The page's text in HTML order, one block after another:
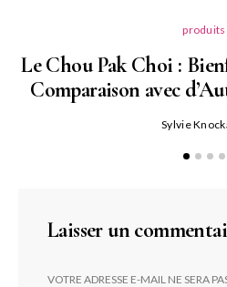
produits
Le Chou Pak Choi :
Comparaison avec
Sylvie
Laisser un
VOTRE ADRESSE E-MAIL NE SERA